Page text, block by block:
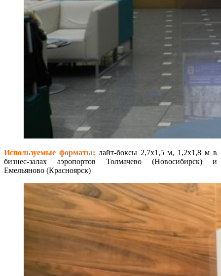
Используемые форматы: лайт-боксы 2,7х1,5 м, 1,2х1,8 м в
бизнес-залах аэропортов Толмачево (Новосибирск) и
Емельяново (Красноярск)